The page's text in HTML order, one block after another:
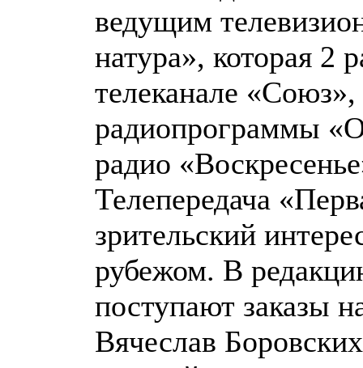
ведущим
натура», которая 2
телеканале
радиопрограммы
радио
Телепередача
зрительский
рубежом. В
поступают заказы
Вячеслав